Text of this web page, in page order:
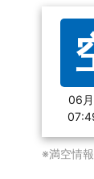
06
※満空情